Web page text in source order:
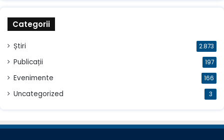
Categorii
Știri 2.873
Publicații 197
Evenimente 166
Uncategorized 3